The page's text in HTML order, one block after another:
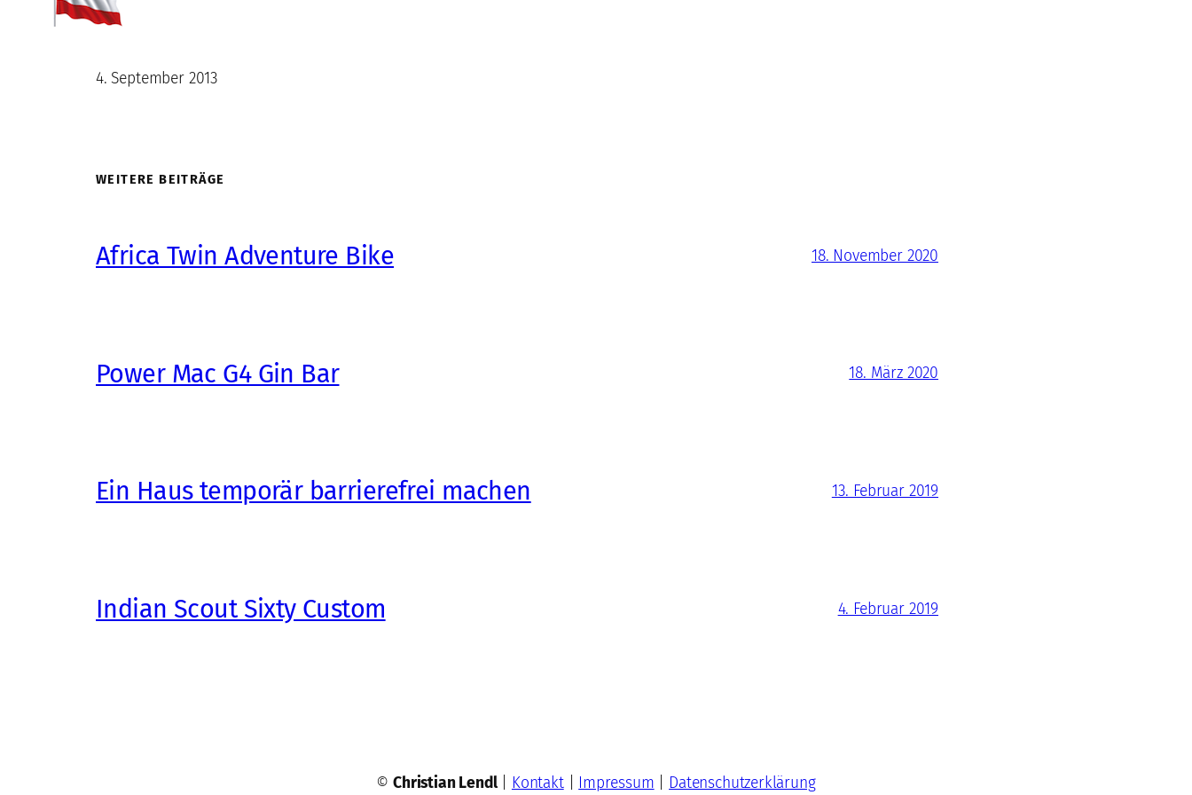
4. September 2013
WEITERE BEITRÄGE
Africa Twin Adventure Bike 18. November 2020
Power Mac G4 Gin Bar 18. März 2020
Ein Haus temporär barrierefrei machen 13. Februar 2019
Indian Scout Sixty Custom 4. Februar 2019
©Christian Lendl| Kontakt| Impressum Datenschutzerklärung